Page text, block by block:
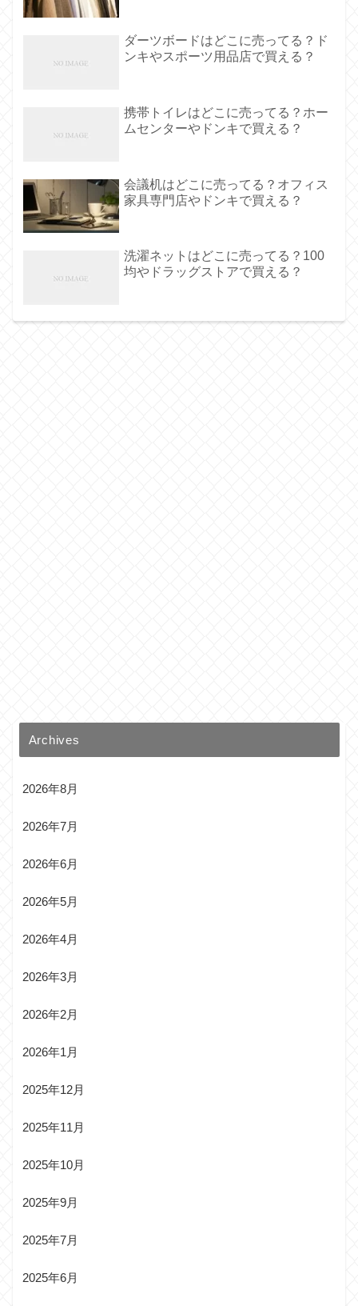
ダーツボードはどこに売ってる？ド
ンキやスポーツ用品店で買える？
携帯トイレはどこに売ってる？ホー
ムセンターやドンキで買える？
会議机はどこに売ってる？オフィス
家具専門店やドンキで買える？
洗濯ネットはどこに売ってる？100
均やドラッグストアで買える？
Archives
2026年8月
2026年7月
2026年6月
2026年5月
2026年4月
2026年3月
2026年2月
2026年1月
2025年12月
2025年11月
2025年10月
2025年9月
2025年7月
2025年6月